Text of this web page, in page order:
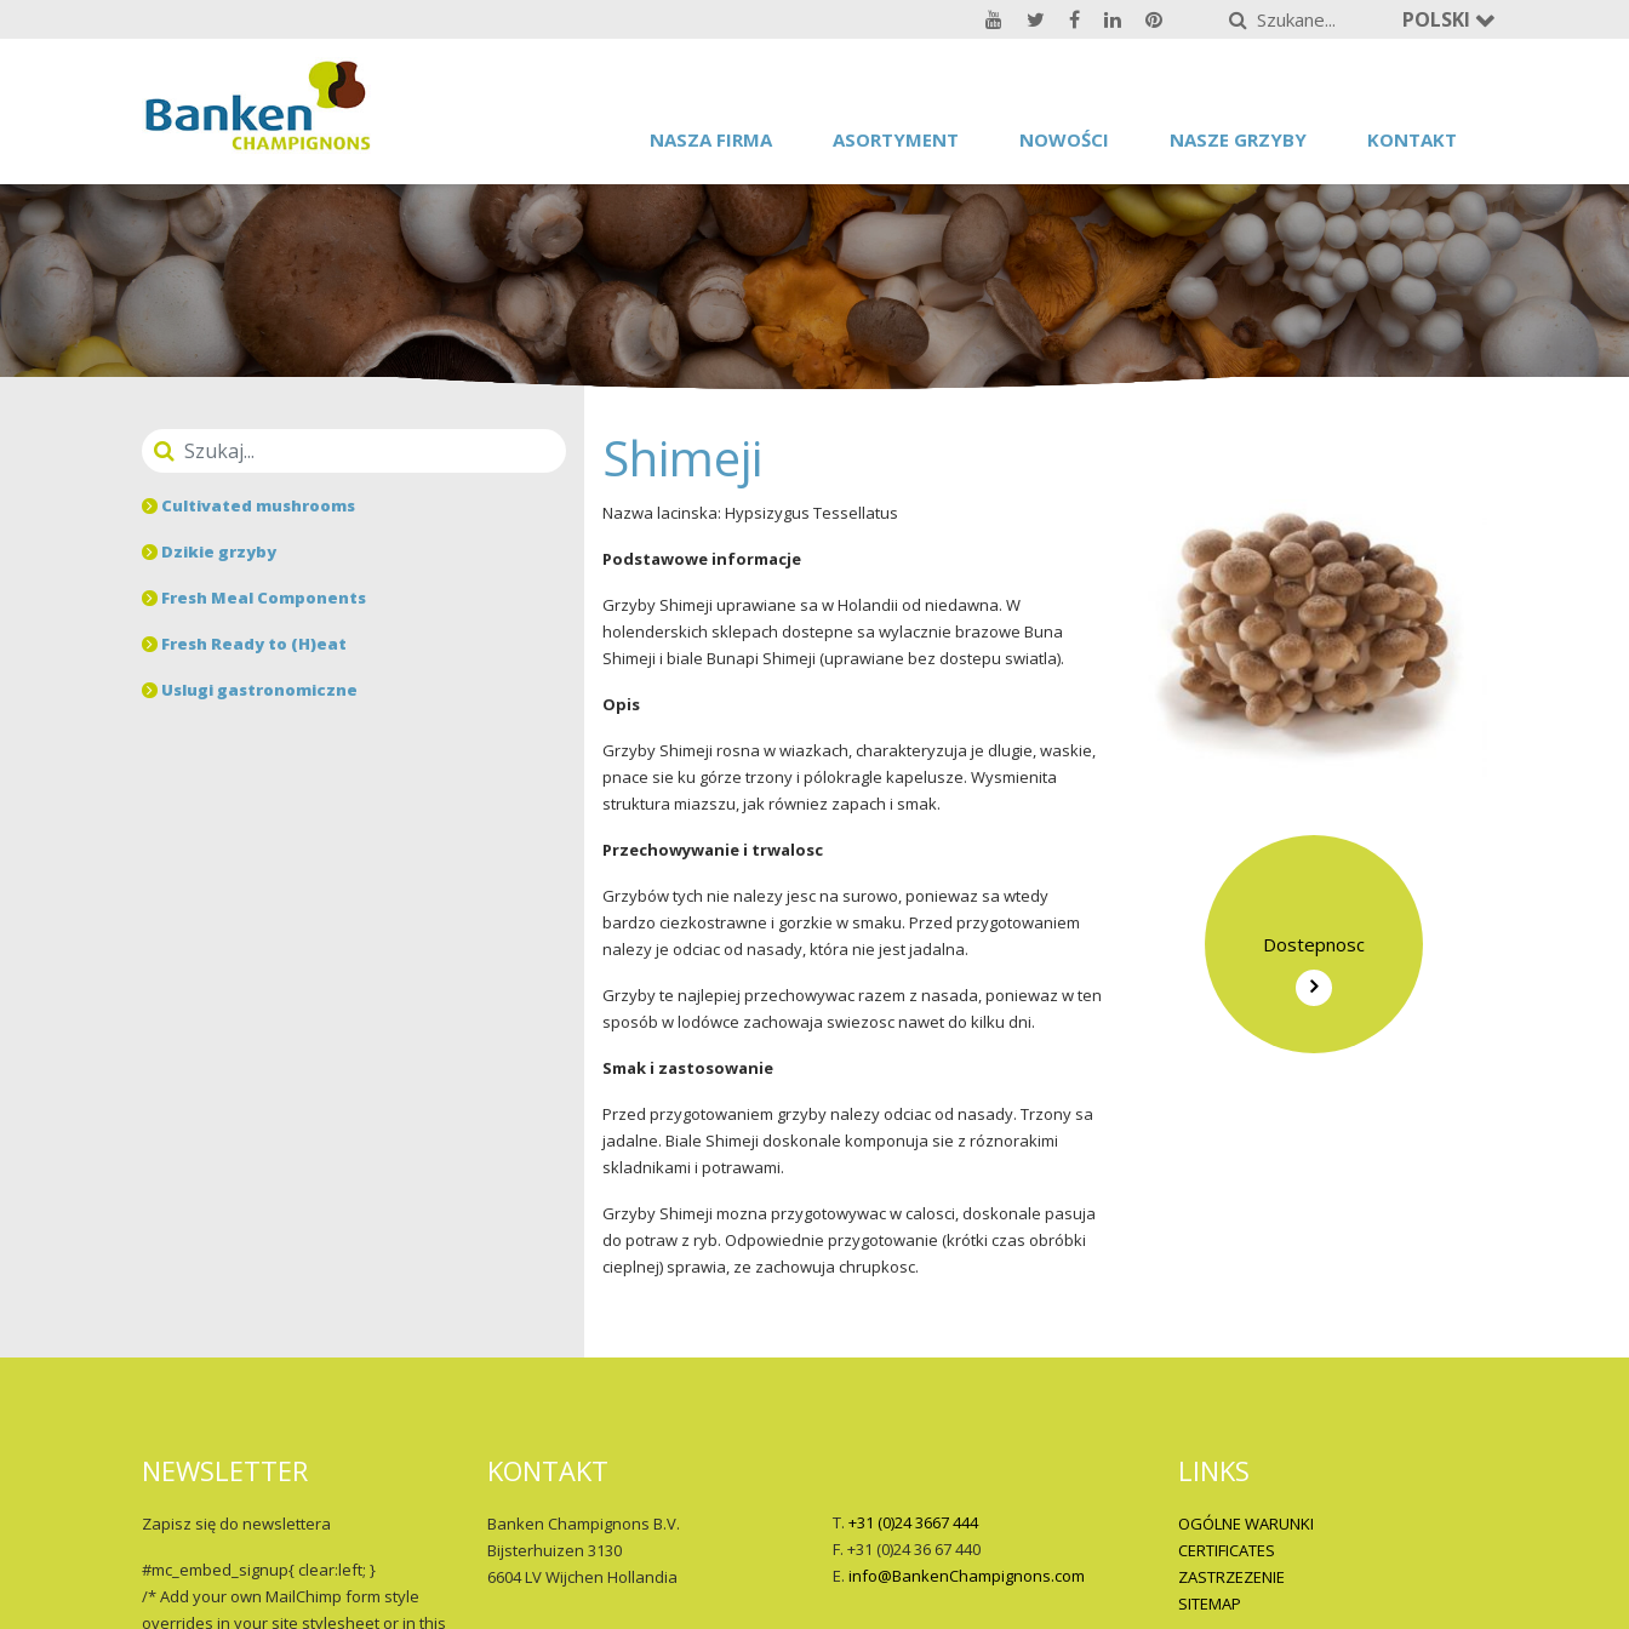
POLSKI
NASZA FIRMA ASORTYMENT NOWOŚCI NASZE GRZYBY KONTAKT
Cultivated mushrooms
Dzikie grzyby
Fresh Meal Components
Fresh Ready to (H)eat
Uslugi gastronomiczne
Shimeji
Nazwa lacinska: Hypsizygus Tessellatus
Podstawowe informacje
Grzyby Shimeji uprawiane sa w Holandii od niedawna. W
holenderskich sklepach dostepne sa wylacznie brazowe Buna
Shimeji i biale Bunapi Shimeji (uprawiane bez dostepu swiatla).
Opis
Grzyby Shimeji rosna w wiazkach, charakteryzuja je dlugie, waskie,
pnace sie ku górze trzony i pólokragle kapelusze. Wysmienita
struktura miazszu, jak równiez zapach i smak.
Przechowywanie i trwalosc
Grzybów tych nie nalezy jesc na surowo, poniewaz sa wtedy
bardzo ciezkostrawne i gorzkie w smaku. Przed przygotowaniem
nalezy je odciac od nasady, która nie jest jadalna.
Grzyby te najlepiej przechowywac razem z nasada, poniewaz w ten
sposób w lodówce zachowaja swiezosc nawet do kilku dni.
Smak i zastosowanie
Przed przygotowaniem grzyby nalezy odciac od nasady. Trzony sa
jadalne. Biale Shimeji doskonale komponuja sie z róznorakimi
skladnikami i potrawami.
Grzyby Shimeji mozna przygotowywac w calosci, doskonale pasuja
do potraw z ryb. Odpowiednie przygotowanie (krótki czas obróbki
cieplnej) sprawia, ze zachowuja chrupkosc.
Dostepnosc
NEWSLETTER
Zapisz się do newslettera
#mc_embed_signup{ clear:left; }
/* Add your own MailChimp form style
overrides in your site stylesheet or in this
KONTAKT
Banken Champignons B.V.
Bijsterhuizen 3130
6604 LV Wijchen Hollandia
T. +31 (0)24 3667 444
F. +31 (0)24 36 67 440
E. info@BankenChampignons.com
LINKS
OGÓLNE WARUNKI
CERTIFICATES
ZASTRZEZENIE
SITEMAP